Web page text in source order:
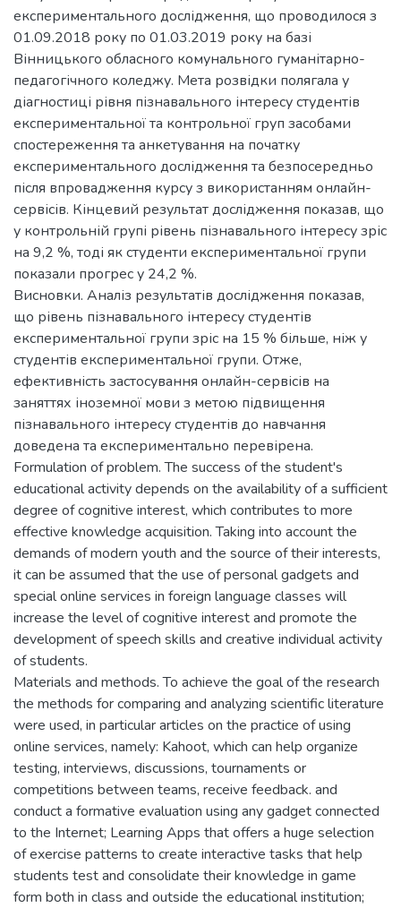
експериментального дослідження, що проводилося з
01.09.2018 року по 01.03.2019 року на базі
Вінницького обласного комунального гуманітарно-
педагогічного коледжу. Мета розвідки полягала у
діагностиці рівня пізнавального інтересу студентів
експериментальної та контрольної груп засобами
спостереження та анкетування на початку
експериментального дослідження та безпосередньо
після впровадження курсу з використанням онлайн-
сервісів. Кінцевий результат дослідження показав, що
у контрольній групі рівень пізнавального інтересу зріс
на 9,2 %, тоді як студенти експериментальної групи
показали прогрес у 24,2 %.
Висновки. Аналіз результатів дослідження показав,
що рівень пізнавального інтересу студентів
експериментальної групи зріс на 15 % більше, ніж у
студентів експериментальної групи. Отже,
ефективність застосування онлайн-сервісів на
заняттях іноземної мови з метою підвищення
пізнавального інтересу студентів до навчання
доведена та експериментально перевірена.
Formulation of problem. The success of the student's
educational activity depends on the availability of a sufficient
degree of cognitive interest, which contributes to more
effective knowledge acquisition. Taking into account the
demands of modern youth and the source of their interests,
it can be assumed that the use of personal gadgets and
special online services in foreign language classes will
increase the level of cognitive interest and promote the
development of speech skills and creative individual activity
of students.
Materials and methods. To achieve the goal of the research
the methods for comparing and analyzing scientific literature
were used, in particular articles on the practice of using
online services, namely: Kahoot, which can help organize
testing, interviews, discussions, tournaments or
competitions between teams, receive feedback. and
conduct a formative evaluation using any gadget connected
to the Internet; Learning Apps that offers a huge selection
of exercise patterns to create interactive tasks that help
students test and consolidate their knowledge in game
form both in class and outside the educational institution;